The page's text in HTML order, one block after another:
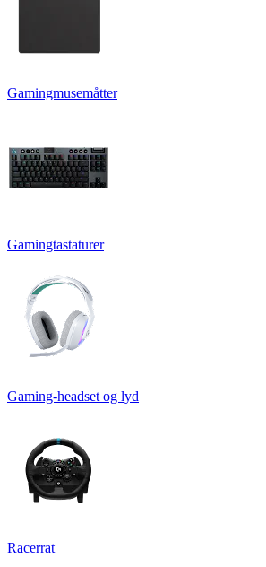
Gamingmusemåtter
Gamingtastaturer
Gaming-headset og lyd
Racerrat